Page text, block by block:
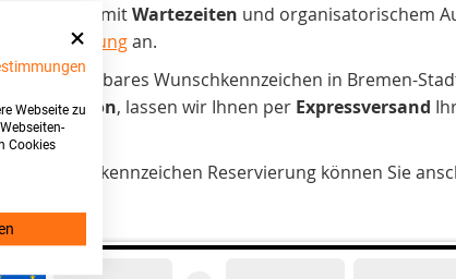
Dies ist mitWartezeiten und organisatorischem
Reservierungan.
ein verfügbares Wunschkennzeichen in Bremen-
, lassen wir Ihnen per Expressversand
der Wunschkennzeichen Reservierung können Sie
Webseite zu
Cookies